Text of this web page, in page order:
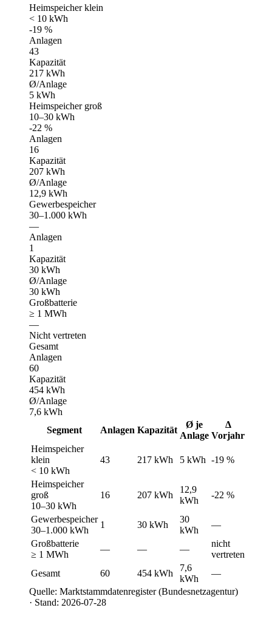
Heimspeicher klein
< 10 kWh
-19 %
Anlagen
43
Kapazität
217 kWh
Ø/Anlage
5 kWh
Heimspeicher groß
10–30 kWh
-22 %
Anlagen
16
Kapazität
207 kWh
Ø/Anlage
12,9 kWh
Gewerbespeicher
30–1.000 kWh
—
Anlagen
1
Kapazität
30 kWh
Ø/Anlage
30 kWh
Großbatterie
≥ 1 MWh
—
Nicht vertreten
Gesamt
Anlagen
60
Kapazität
454 kWh
Ø/Anlage
7,6 kWh
Segment
Anlagen Kapazität
Ø je
Anlage
Δ
Vorjahr
Heimspeicher
klein
< 10 kWh
43 217 kWh 5 kWh -19 %
Heimspeicher
groß
10–30 kWh
16 207 kWh
12,9
kWh
-22 %
Gewerbespeicher
30–1.000 kWh
1 30 kWh
30
kWh
—
Großbatterie
≥ 1 MWh
— — —
nicht
vertreten
Gesamt
60 454 kWh
7,6
kWh
—
Quelle: Marktstammdatenregister (Bundesnetzagentur)
· Stand: 2026-07-28